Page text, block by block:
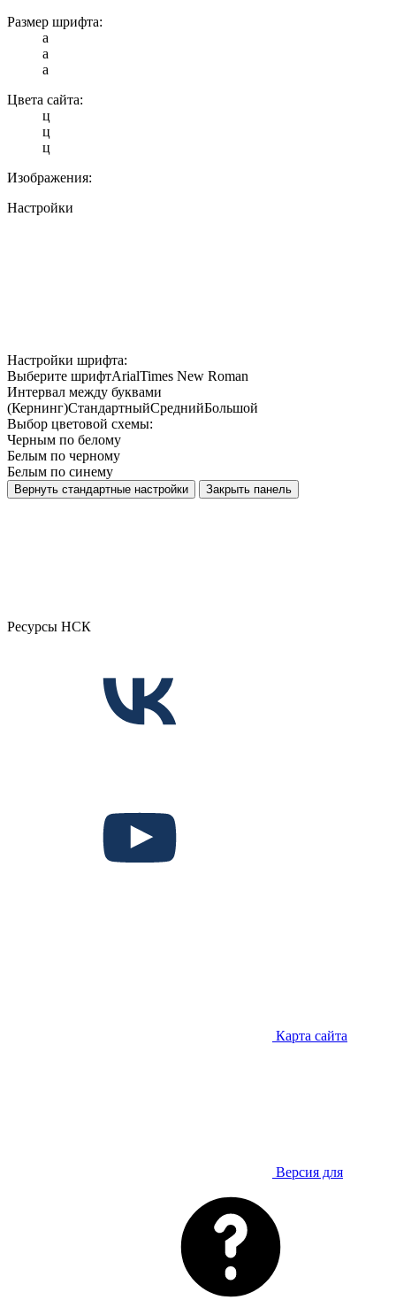
Размер шрифта:
a
a
a
Цвета сайта:
ц
ц
ц
Изображения:
Настройки
Настройки шрифта:
Выберите шрифтArialTimes New Roman
Интервал между буквами
(Кернинг)СтандартныйСреднийБольшой
Выбор цветовой схемы:
Черным по белому
Белым по черному
Белым по синему
Вернуть стандартные настройки Закрыть панель
Ресурсы НСК
Карта сайта
Версия для